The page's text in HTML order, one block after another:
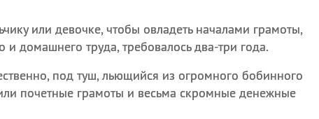
или девочке, чтобы овладеть началами грамоты,
и домашнего труда, требовалось два-три года.
под туш, льющийся из огромного бобинного
почетные грамоты и весьма скромные денежные